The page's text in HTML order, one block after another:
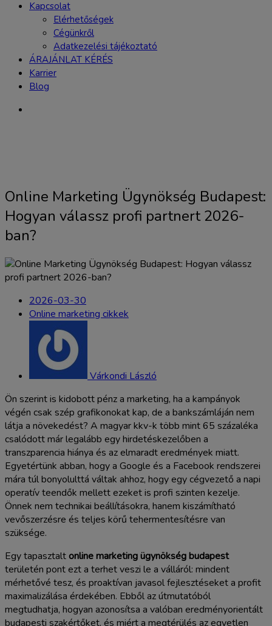
Kapcsolat
Elérhetőségek
Cégünkről
Adatkezelési tájékoztató
ÁRAJÁNLAT KÉRÉS
Karrier
Blog
Online Marketing Ügynökség Budapest:
Hogyan válassz profi partnert 2026-
ban?
2026-03-30
Online marketing cikkek
Várkondi László
Ön szerint is kidobott pénz a marketing, ha a kampányok
végén csak szép grafikonokat kap, de a bankszámláján nem
látja a növekedést? A magyar kkv-k több mint 65 százaléka
csalódott már legalább egy hirdetéskezelőben a
transzparencia hiánya és az elmaradt eredmények miatt.
Egyetértünk abban, hogy a Google és a Facebook rendszerei
mára túl bonyolulttá váltak ahhoz, hogy egy cégvezető a napi
operatív teendők mellett ezeket is profi szinten kezelje.
Önnek nem technikai beállításokra, hanem kiszámítható
vevőszerzésre és teljes körű tehermentesítésre van
szüksége.
Egy tapasztaltonline marketing ügynökség budapest
területén pont ezt a terhet veszi le a válláról: mindent
mérhetővé tesz, és proaktívan javasol fejlesztéseket a profit
maximalizálása érdekében. Ebből az útmutatóból
megtudhatja, hogyan azonosítsa a valóban eredményorientált
budapesti szakértőket, és miért a megtérülés az egyetlen